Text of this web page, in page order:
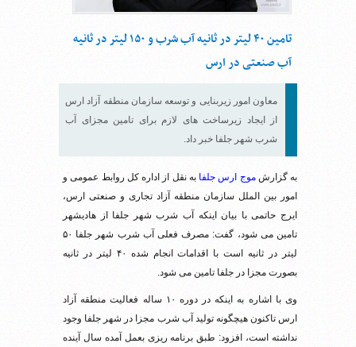
تامین ۴۰ لیتر در ثانیه آب شرب و ۱۵۰ لیتر در ثانیه
آب صنعتی در ارس
معاون امور زیربنایی و توسعه سازمان منطقه آزاد ارس
از ایجاد زیرساخت های لازم برای تامین مجزای آب
شرب شهر جلفا خبر داد.
به گزارشموج ارس جلفا به نقل از اداره کل روابط عمومی و
امور بین الملل سازمان منطقه آزاد تجاری و صنعتی ارس،
ایرج حاتمی با بیان اینکه آب شرب شهر جلفا از هادیشهر
تامین می شود، گفت: مصرف فعلی آب شرب شهر جلفا ۵۰
لیتر در ثانیه است با اقدامات انجام شده ۴۰ لیتر در ثانیه
بصورت مجزا در جلفا تامین می شود.
وی با اشاره به اینکه در دوره ۱۰ ساله فعالیت منطقه آزاد
ارس تاکنون هیچگونه تولید آب شرب مجزا در شهر جلفا وجود
نداشته است، افزود: طبق برنامه ریزی بعمل آمده سال آینده